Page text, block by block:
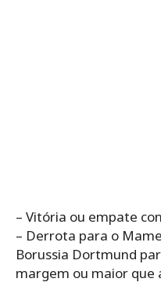
– Vitória ou empate
– Derrota para o
Borussia Dortmund
margem ou maior que